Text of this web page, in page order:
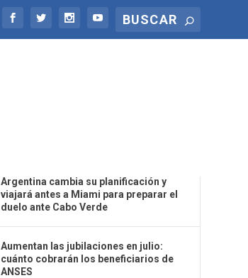
Argentina cambia su planificación y
viajará antes a Miami para preparar el
duelo ante Cabo Verde
Aumentan las jubilaciones en julio:
cuánto cobrarán los beneficiarios de
ANSES